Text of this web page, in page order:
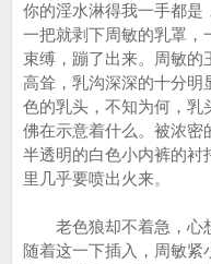
你的淫水淋得我一手都是
一把就剥下周敏的乳罩，
束缚，蹦了出来。周敏
高耸，乳沟深深的十分明
色的乳头，不知为何，乳
佛在示意着什么。被浓密
半透明的白色小内裤的衬
里几乎要喷出火来。
老色狼却不着急，心想
随着这一下插入，周敏